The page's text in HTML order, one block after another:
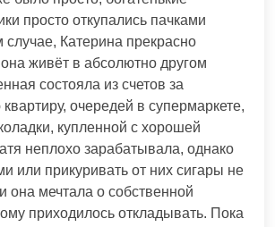
просто откупались пачками
случае, Катерина прекрасно
живёт в абсолютно другом
состояла из счетов за
очередей в супермаркете,
купленной с хорошей
неплохо зарабатывала, однако
или прикуривать от них сигары не
она мечтала о собственной
приходилось откладывать. Пока